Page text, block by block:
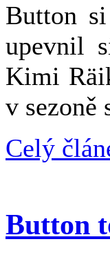
Button
upevnil
Kimi
v sezoně
Celý
Button